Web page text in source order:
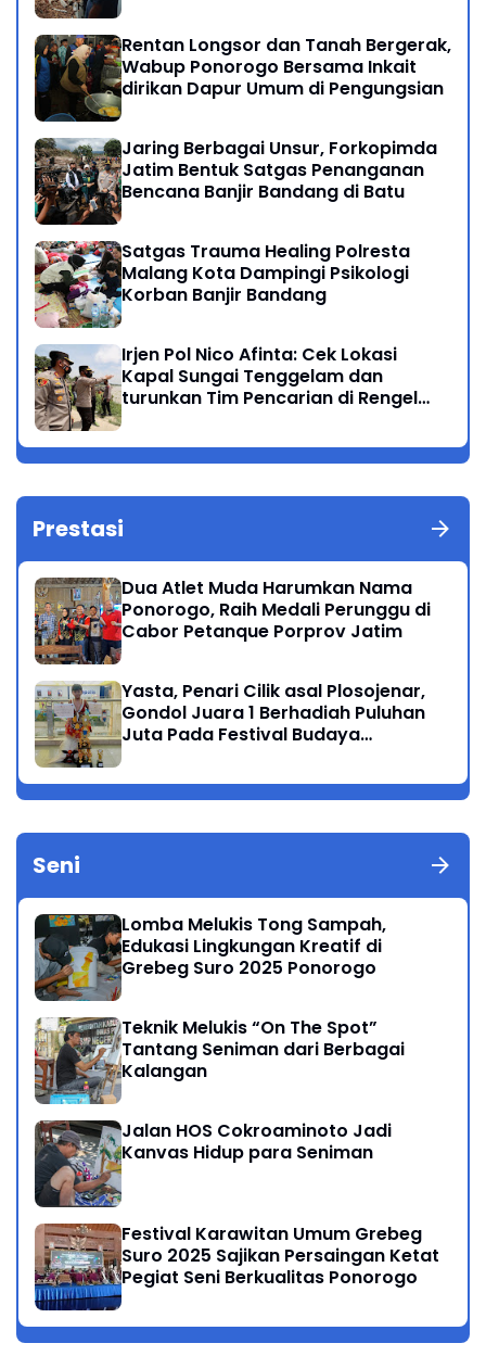
Rentan Longsor dan Tanah Bergerak,
Wabup Ponorogo Bersama Inkait
dirikan Dapur Umum di Pengungsian
Jaring Berbagai Unsur, Forkopimda
Jatim Bentuk Satgas Penanganan
Bencana Banjir Bandang di Batu
Satgas Trauma Healing Polresta
Malang Kota Dampingi Psikologi
Korban Banjir Bandang
Irjen Pol Nico Afinta: Cek Lokasi
Kapal Sungai Tenggelam dan
turunkan Tim Pencarian di Rengel
Prestasi
Dua Atlet Muda Harumkan Nama
Ponorogo, Raih Medali Perunggu di
Cabor Petanque Porprov Jatim
Yasta, Penari Cilik asal Plosojenar,
Gondol Juara 1 Berhadiah Puluhan
Juta Pada Festival Budaya
Seni
Lomba Melukis Tong Sampah,
Edukasi Lingkungan Kreatif di
Grebeg Suro 2025 Ponorogo
Teknik Melukis “On The Spot”
Tantang Seniman dari Berbagai
Kalangan
Jalan HOS Cokroaminoto Jadi
Kanvas Hidup para Seniman
Festival Karawitan Umum Grebeg
Suro 2025 Sajikan Persaingan Ketat
Pegiat Seni Berkualitas Ponorogo